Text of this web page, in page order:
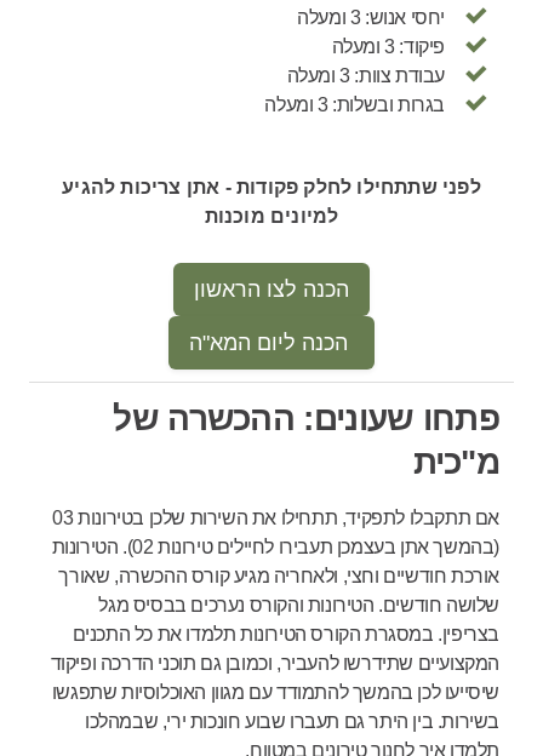
יחסי אנוש: 3 ומעלה
פיקוד: 3 ומעלה
עבודת צוות: 3 ומעלה
בגרות ובשלות: 3 ומעלה
לפני שתתחילו לחלק פקודות - אתן צריכות להגיע
למיונים מוכנות
הכנה לצו הראשון
הכנה ליום המא"ה
פתחו שעונים: ההכשרה של
מ"כית
אם תתקבלו לתפקיד, תתחילו את השירות שלכן בטירונות 03
(בהמשך אתן בעצמכן תעבירו לחיילים טירונות 02). הטירונות
אורכת חודשיים וחצי, ולאחריה מגיע קורס ההכשרה, שאורך
שלושה חודשים. הטירונות והקורס נערכים בבסיס מגל
בצריפין. במסגרת הקורס הטירונות תלמדו את כל התכנים
המקצועיים שתידרשו להעביר, וכמובן גם תוכני הדרכה ופיקוד
שיסייעו לכן בהמשך להתמודד עם מגוון האוכלוסיות שתפגשו
בשירות. בין היתר גם תעברו שבוע חונכות ירי, שבמהלכו
תלמדו איך לחנוך טירונים במטווח.